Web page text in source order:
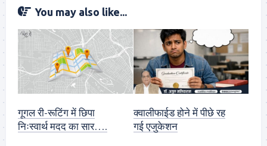
You may also like...
गूगल री-रूटिंग में छिपा
निःस्वार्थ मदद का सार….
क्वालीफाईड होने में पीछे रह
गई एजुकेशन